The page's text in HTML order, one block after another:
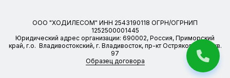
ООО "ХОДИЛЕСОМ" ИНН 2543190118 ОГРН/ОГРНИП
1252500001445
Юридический адрес организации: 690002, Россия, Приморский
край, г.о. Владивостокский, г. Владивосток, пр-кт Острякова, д. 6, кв.
97
Образец договора